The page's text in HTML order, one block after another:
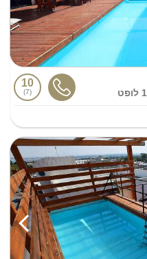
1 לופט
10
7